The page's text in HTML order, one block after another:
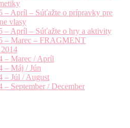
– Apríl – Súťažte o prípravky pre
vlasy
– Apríl – Súťažte o hry a aktivity
– Marec – FRAGMENT
– Marec / Apríl
– Máj / Jún
– Júl / August
– September / December